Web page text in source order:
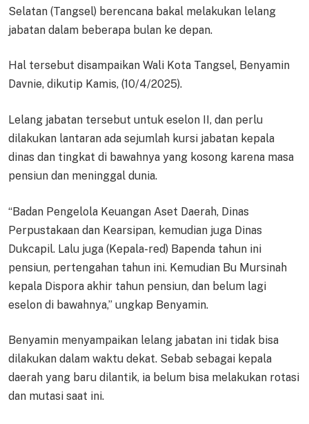
Selatan (Tangsel) berencana bakal melakukan lelang
jabatan dalam beberapa bulan ke depan.
Hal tersebut disampaikan Wali Kota Tangsel, Benyamin
Davnie, dikutip Kamis, (10/4/2025).
Lelang jabatan tersebut untuk eselon II, dan perlu
dilakukan lantaran ada sejumlah kursi jabatan kepala
dinas dan tingkat di bawahnya yang kosong karena masa
pensiun dan meninggal dunia.
“Badan Pengelola Keuangan Aset Daerah, Dinas
Perpustakaan dan Kearsipan, kemudian juga Dinas
Dukcapil. Lalu juga (Kepala-red) Bapenda tahun ini
pensiun, pertengahan tahun ini. Kemudian Bu Mursinah
kepala Dispora akhir tahun pensiun, dan belum lagi
eselon di bawahnya,” ungkap Benyamin.
Benyamin menyampaikan lelang jabatan ini tidak bisa
dilakukan dalam waktu dekat. Sebab sebagai kepala
daerah yang baru dilantik, ia belum bisa melakukan rotasi
dan mutasi saat ini.